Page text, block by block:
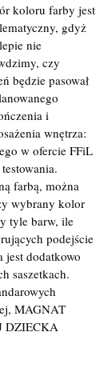
koloru farby jest
gdyż
nie
czy
będzie pasował
i
wnętrza:
w ofercie FFiL
farbą, można
wybrany kolor
tyle barw, ile
podejście
jest dodatkowo
saszetkach.
MAGNAT
DZIECKA